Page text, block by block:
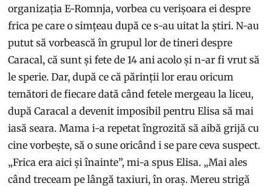
organizația E-Romnja, vorbea cu verișoara ei despre
frica pe care o simțeau după ce s-au uitat la știri. N-au
putut să vorbească în grupul lor de tineri despre
Caracal, că sunt și fete de 14 ani acolo și n-ar fi vrut să
le sperie. Dar, după ce că părinții lor erau oricum
temători de fiecare dată când fetele mergeau la liceu,
după Caracal a devenit imposibil pentru Elisa să mai
iasă seara. Mama i-a repetat îngrozită să aibă grijă cu
cine vorbește, să o sune oricând i se pare ceva suspect.
„Frica era aici și înainte”, mi-a spus Elisa. „Mai ales
când treceam pe lângă taxiuri, în oraș. Mereu strigă